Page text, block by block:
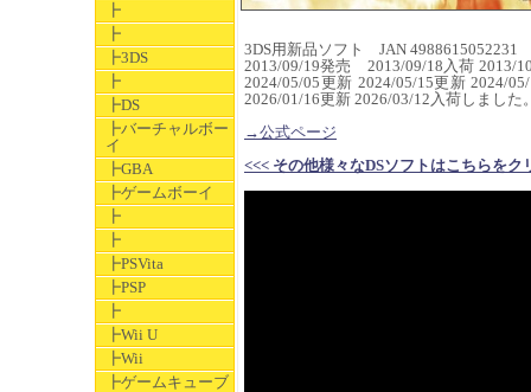
┣
┣
┣3DS
┣
┣DS
┣バーチャルボー
イ
┣GBA
┣ゲームボーイ
┣
┣
┣PSVita
┣PSP
┣
┣Wii U
┣Wii
┣ゲームキューブ
3DS用新品ソフト JAN 4988615052231
2013/09/19発売 2013/09/18入荷 2013/
2024/05/05更新 2024/05/15更新 2024/
2026/01/16更新 2026/03/12入荷しました
→公式ページ
<<< その他様々なDSソフトはこちらを